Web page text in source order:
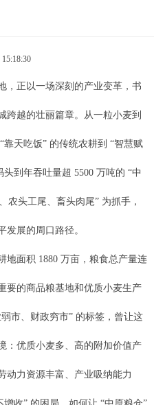
正以一场深刻的产业变革，书
跨越的壮丽篇章。从一粒小麦到
天吃饭” 的传统农耕到 “智慧赋
到年吞吐量超 5500 万吨的 “中
农头工尾、畜头肉尾” 为抓手，
发展的周口路径。
面积 1880 万亩，粮食总产量连
要的商品粮基地和优质小麦生产
市、财政穷市” 的标签，曾让这
：优质小麦多、高的附加价值产
动力资源丰富、产业吸纳能力